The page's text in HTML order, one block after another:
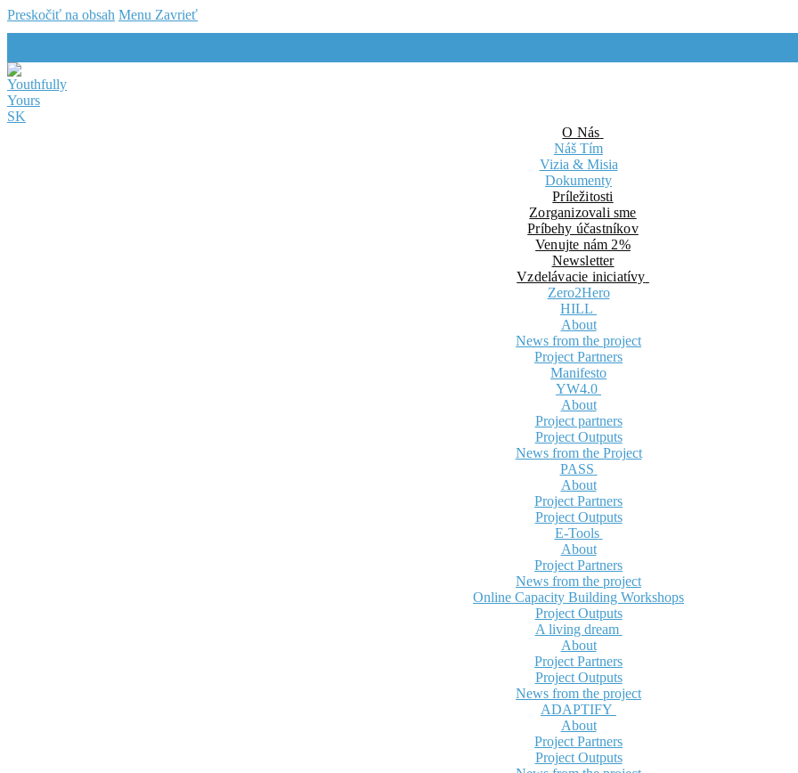
Preskočiť na obsah Menu Zavrieť
O Nás
Náš Tím
Vizia & Misia
Dokumenty
Príležitosti
Zorganizovali sme
Príbehy účastníkov
Venujte nám 2%
Newsletter
Vzdelávacie iniciatívy
Zero2Hero
HILL
About
News from the project
Project Partners
Manifesto
YW4.0
About
Project partners
Project Outputs
News from the Project
PASS
About
Project Partners
Project Outputs
E-Tools
About
Project Partners
News from the project
Online Capacity Building Workshops
Project Outputs
A living dream
About
Project Partners
Project Outputs
News from the project
ADAPTIFY
About
Project Partners
Project Outputs